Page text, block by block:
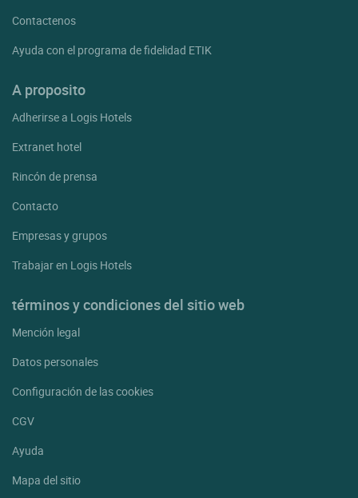
Contactenos
Ayuda con el programa de fidelidad ETIK
A proposito
Adherirse a Logis Hotels
Extranet hotel
Rincón de prensa
Contacto
Empresas y grupos
Trabajar en Logis Hotels
términos y condiciones del sitio web
Mención legal
Datos personales
Configuración de las cookies
CGV
Ayuda
Mapa del sitio